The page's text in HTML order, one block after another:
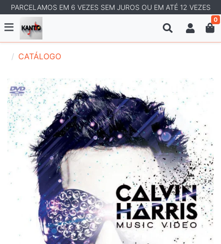
PARCELAMOS EM 6 VEZES SEM JUROS OU EM ATÉ 12 VEZES
0
CATÁLOGO